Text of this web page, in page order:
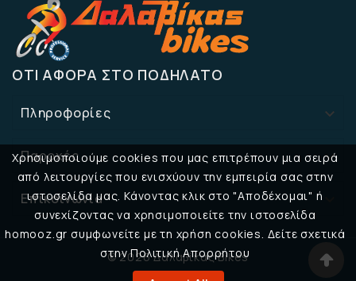
Χρησιμοποιούμε cookies που μας επιτρέπουν μια σειρά
από λειτουργίες που ενισχύουν την εμπειρία σας στην
ιστοσελίδα μας. Κάνοντας κλικ στο "Αποδέχομαι" ή
συνεχίζοντας να χρησιμοποιείτε την ιστοσελίδα
homooz.gr συμφωνείτε με τη χρήση cookies. Δείτε σχετικά
στην Πολιτική Απορρήτου
ΌΤΙ ΑΦΟΡΆ ΣΤΟ ΠΟΔΉΛΑΤΟ
Πληροφορίες 
Παροχές 
Επικοινωνία 
© 2026 Δαλαβίκας Bikes